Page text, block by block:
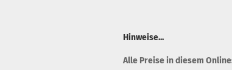
Hinweise...
Alle Preise in diesem